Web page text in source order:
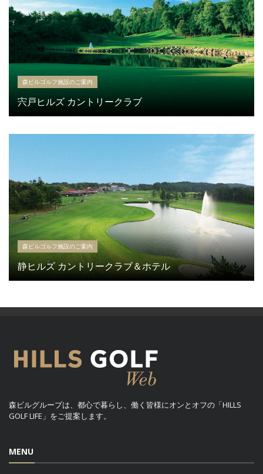
森ビルゴルフ施設のご案内
宍戸ヒルズ カントリークラブ
森ビルゴルフ施設のご案内
静ヒルズ カントリークラブ＆ホテル
森ビルグループは、都心で暮らし、働く皆様にオンとオフの「HILLS
GOLF LIFE」をご提案します。
MENU